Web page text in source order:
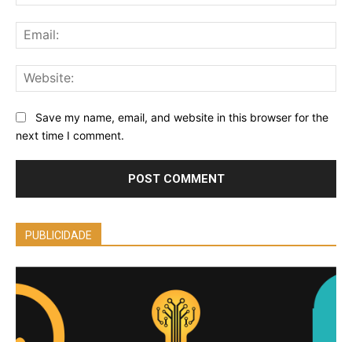
Save my name, email, and website in this browser for the
next time I comment.
PUBLICIDADE